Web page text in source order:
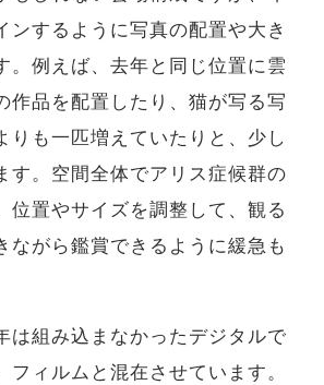
ンするように写真の配置や大き
。例えば、去年と同じ位置に雲
作品を配置したり、猫が写る写
りも一匹増えていたりと、少し
す。空間全体でアリス症候群の
位置やサイズを調整して、観る
ながら鑑賞できるように緩急も
は組み込まなかったデジタルで
フィルムと混在させています。